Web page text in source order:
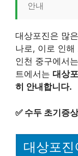
안내
대상포진은 많
나로, 이로 인
인천 중구에서
트에서는 대상
히 안내합니다.
✅ 수두 초기증
대상포진